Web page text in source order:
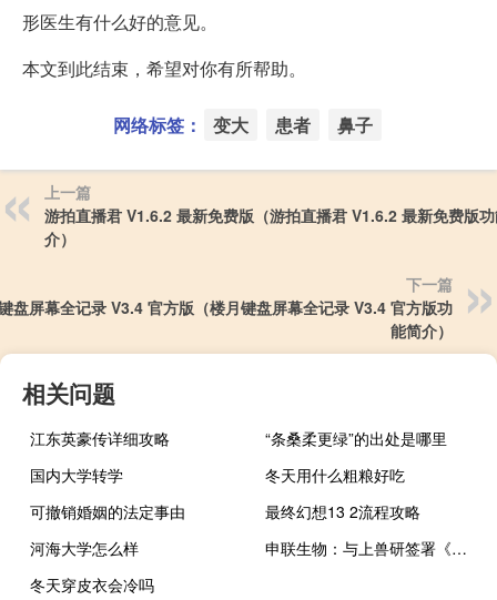
形医生有什么好的意见。
本文到此结束，希望对你有所帮助。
网络标签： 变大 患者 鼻子
上一篇
游拍直播君 V1.6.2 最新免费版（游拍直播君 V1.6.2 最新免费版
介）
下一篇
盘屏幕全记录 V3.4 官方版（楼月键盘屏幕全记录 V3.4 官方版功
能简介）
相关问题
江东英豪传详细攻略
“条桑柔更绿”的出处是哪里
国内大学转学
冬天用什么粗粮好吃
可撤销婚姻的法定事由
最终幻想13 2流程攻略
河海大学怎么样
申联生物：与上兽研签署《抗非洲猪瘟的蓝耳病基因工程活载体疫苗技术开发（合作）合同》
冬天穿皮衣会冷吗